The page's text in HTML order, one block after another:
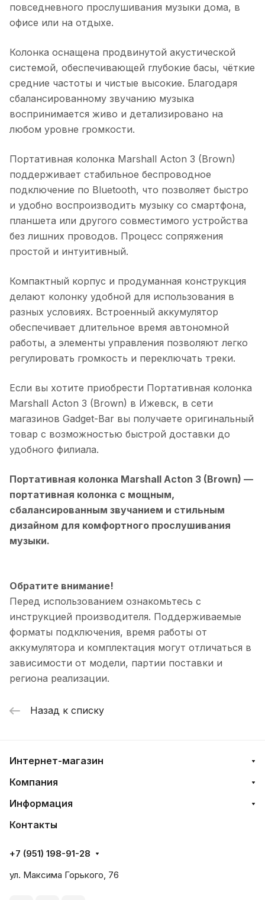
повседневного прослушивания музыки дома, в
офисе или на отдыхе.
Колонка оснащена продвинутой акустической
системой, обеспечивающей глубокие басы, чёткие
средние частоты и чистые высокие. Благодаря
сбалансированному звучанию музыка
воспринимается живо и детализировано на
любом уровне громкости.
Портативная колонка Marshall Acton 3 (Brown)
поддерживает стабильное беспроводное
подключение по Bluetooth, что позволяет быстро
и удобно воспроизводить музыку со смартфона,
планшета или другого совместимого устройства
без лишних проводов. Процесс сопряжения
простой и интуитивный.
Компактный корпус и продуманная конструкция
делают колонку удобной для использования в
разных условиях. Встроенный аккумулятор
обеспечивает длительное время автономной
работы, а элементы управления позволяют легко
регулировать громкость и переключать треки.
Если вы хотите приобрести Портативная колонка
Marshall Acton 3 (Brown) в Ижевск, в сети
магазинов Gadget-Bar вы получаете оригинальный
товар с возможностью быстрой доставки до
удобного филиала.
Портативная колонка Marshall Acton 3 (Brown) —
портативная колонка с мощным,
сбалансированным звучанием и стильным
дизайном для комфортного прослушивания
музыки.
Обратите внимание!
Перед использованием ознакомьтесь с
инструкцией производителя. Поддерживаемые
форматы подключения, время работы от
аккумулятора и комплектация могут отличаться в
зависимости от модели, партии поставки и
региона реализации.
Назад к списку
Интернет-магазин
Компания
Информация
Контакты
+7 (951) 198-91-28
ул. Максима Горького, 76